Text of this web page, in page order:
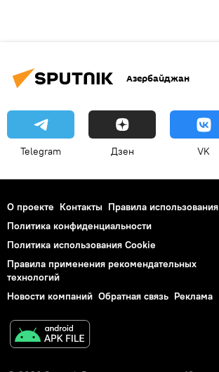
Азербайджан
Telegram Дзен VK
О проекте Контакты Правила использования
Политика конфиденциальности
Политика использования Cookie
Правила применения рекомендательных
технологий
Новости компаний Обратная связь Реклама